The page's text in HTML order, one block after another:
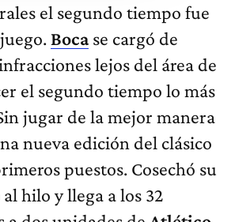
el segundo tiempo fue
Bocase cargó de
lejos del área de
el segundo tiempo lo más
jugar de la mejor manera
nueva edición del clásico
puestos. Cosechó su
hilo y llega a los 32